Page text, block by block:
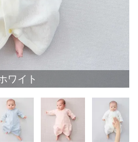
ワイト